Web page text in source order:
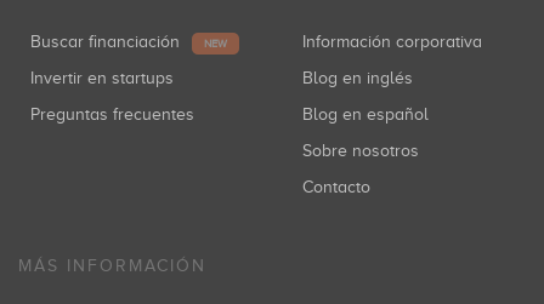
Buscar financiación NEW
Invertir en startups
Preguntas frecuentes
Información corporativa
Blog en inglés
Blog en español
Sobre nosotros
Contacto
MÁS INFORMACIÓN